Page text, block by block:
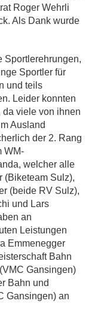
Roger Wehrli
Als Dank wurde
Sportlerehrungen,
Sportler für
und teils
Leider konnten
viele von ihnen
Ausland
der 2. Rang
WM-
welcher alle
(Biketeam Sulz),
(beide RV Sulz),
und Lars
an
Leistungen
Emmenegger
Bahn
Gansingen)
Bahn und
Gansingen) an